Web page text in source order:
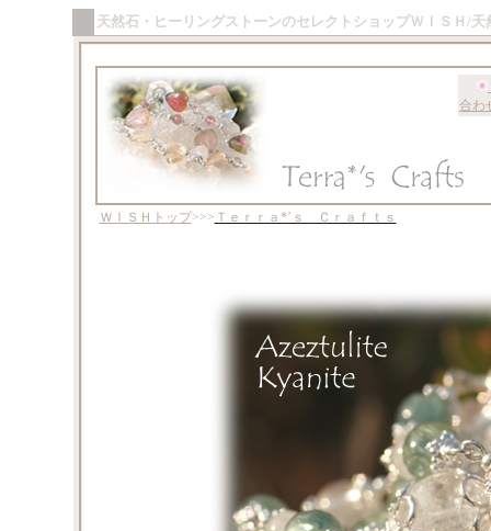
天然石・ヒーリングストーンのセレクトショップＷＩＳＨ/
合わ
ＷＩＳＨトップ>>> Ｔｅｒｒａ*’ｓ Ｃｒａｆｔｓ